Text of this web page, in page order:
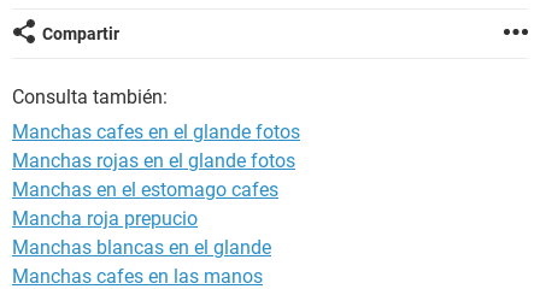
Compartir
Consulta también:
Manchas cafes en el glande fotos
Manchas rojas en el glande fotos
Manchas en el estomago cafes
Mancha roja prepucio
Manchas blancas en el glande
Manchas cafes en las manos